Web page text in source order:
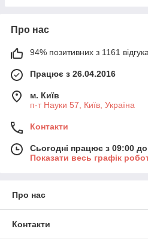
Про нас
94% позитивних з 1161
Працює з 26.04.2016
м. Київ
п-т Науки 57, Київ, Україна
Контакти
Сьогодні працює з 09:00
Показати весь графік
Про нас
Контакти